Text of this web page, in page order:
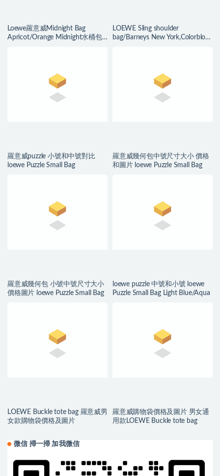
Loewe羅意威Midnight Bag
Apricot/Orange Midnight水桶包
LOEWE Sling shoulder
bag/Barneys New York,Colorblock
羅意威puzzle 小號和中號對比
loewe Puzzle Small Bag
羅意威幾何包中號尺寸大小 價格
和圖片 loewe Puzzle Small Bag
羅意威幾何包 小號中號尺寸大小
價格圖片 loewe Puzzle Small Bag
loewe puzzle 中號和小號 loewe
Puzzle Small Bag Light Blue/Aqua
LOEWE Buckle tote bag 羅意威男
女款購物袋價格及圖片
羅意威購物袋價格及圖片 男女通
用款LOEWE Buckle tote bag
微信 掃一掃 加我微信